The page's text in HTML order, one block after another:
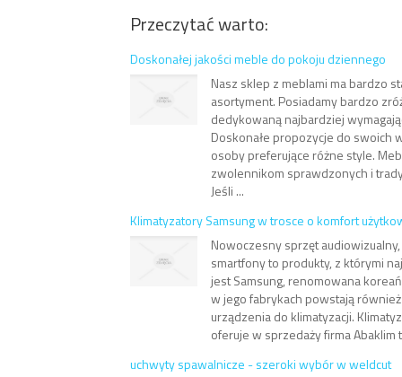
Przeczytać warto:
Doskonałej jakości meble do pokoju dziennego
Nasz sklep z meblami ma bardzo
asortyment. Posiadamy bardzo
dedykowaną najbardziej
Doskonałe propozycje do swoich
osoby preferujące różne style.
zwolennikom sprawdzonych i
Jeśli ...
Klimatyzatory Samsung w trosce o komfort
Nowoczesny sprzęt
smartfony to produkty, z którymi
jest Samsung, renomowana
w jego fabrykach powstają
urządzenia do klimatyzacji.
oferuje w sprzedaży firma Abaklim
uchwyty spawalnicze - szeroki wybór w weldcut